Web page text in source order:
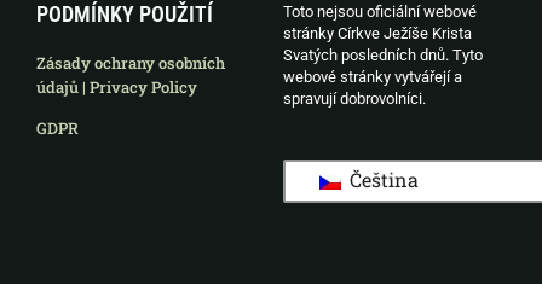
PODMÍNKY POUŽITÍ
Zásady ochrany osobních
údajů | Privacy Policy
GDPR
Toto nejsou oficiální webové
stránky Církve Ježíše Krista
Svatých posledních dnů. Tyto
webové stránky vytvářejí a
spravují dobrovolníci.
Čeština